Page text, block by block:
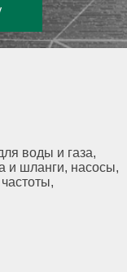
воды и газа,
и шланги, насосы,